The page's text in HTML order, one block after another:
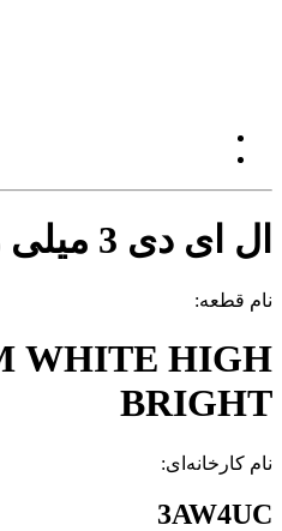
ال ای دی 3 میلی متر سفید
نام قطعه:
WHITE HIGH
BRIGHT
نام کارخانه‌ای:
3AW4UC